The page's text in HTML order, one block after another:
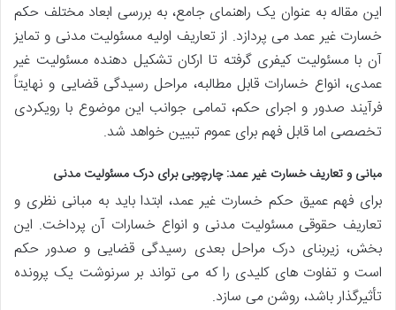
این مقاله به عنوان یک راهنمای جامع، به بررسی ابعاد مختلف حکم
خسارت غیر عمد می پردازد. از تعاریف اولیه مسئولیت مدنی و تمایز
آن با مسئولیت کیفری گرفته تا ارکان تشکیل دهنده مسئولیت غیر
عمدی، انواع خسارات قابل مطالبه، مراحل رسیدگی قضایی و نهایتاً
فرآیند صدور و اجرای حکم، تمامی جوانب این موضوع با رویکردی
تخصصی اما قابل فهم برای عموم تبیین خواهد شد.
مبانی و تعاریف خسارت غیر عمد: چارچوبی برای درک مسئولیت مدنی
برای فهم عمیق حکم خسارت غیر عمد، ابتدا باید به مبانی نظری و
تعاریف حقوقی مسئولیت مدنی و انواع خسارات آن پرداخت. این
بخش، زیربنای درک مراحل بعدی رسیدگی قضایی و صدور حکم
است و تفاوت های کلیدی را که می تواند بر سرنوشت یک پرونده
تأثیرگذار باشد، روشن می سازد.